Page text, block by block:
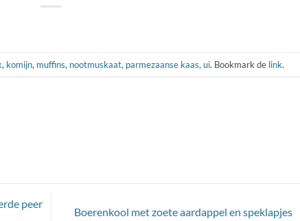
, komijn, muffins, nootmuskaat, parmezaanse kaas, ui. Bookmark de link.
peer
Boerenkool met zoete aardappel en speklapjes